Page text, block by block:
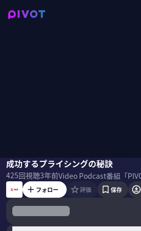
成功するプライシングの秘訣
425回視聴3年前
高橋嘉尋佐々木紀彦
フォロー 評価 保存